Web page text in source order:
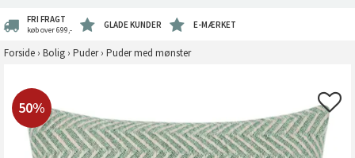
FRI FRAGT
køb over 699,- GLADE KUNDER E-MÆRKET
Forside › Bolig › Puder› Puder med mønster
50%